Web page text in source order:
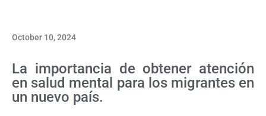
October 10, 2024
La importancia de obtener atención
en salud mental para los migrantes en
un nuevo país.